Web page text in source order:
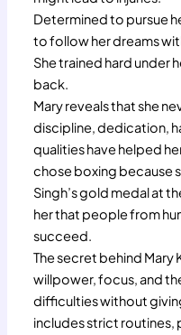
Determined to pursue
to follow her dreams
She trained hard under
back.
Mary reveals that she
discipline, dedication,
qualities have helped
chose boxing because
Singh’s gold medal at
her that people from
succeed.
The secret behind Mary
willpower, focus, and
difficulties without
includes strict routines,